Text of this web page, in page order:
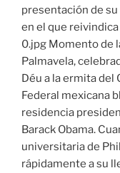
presentación de
en el que
0.jpg Momento de
Palmavela,
Déu a la ermita del
Federal mexicana
residencia
Barack Obama.
universitaria de
rápidamente a su